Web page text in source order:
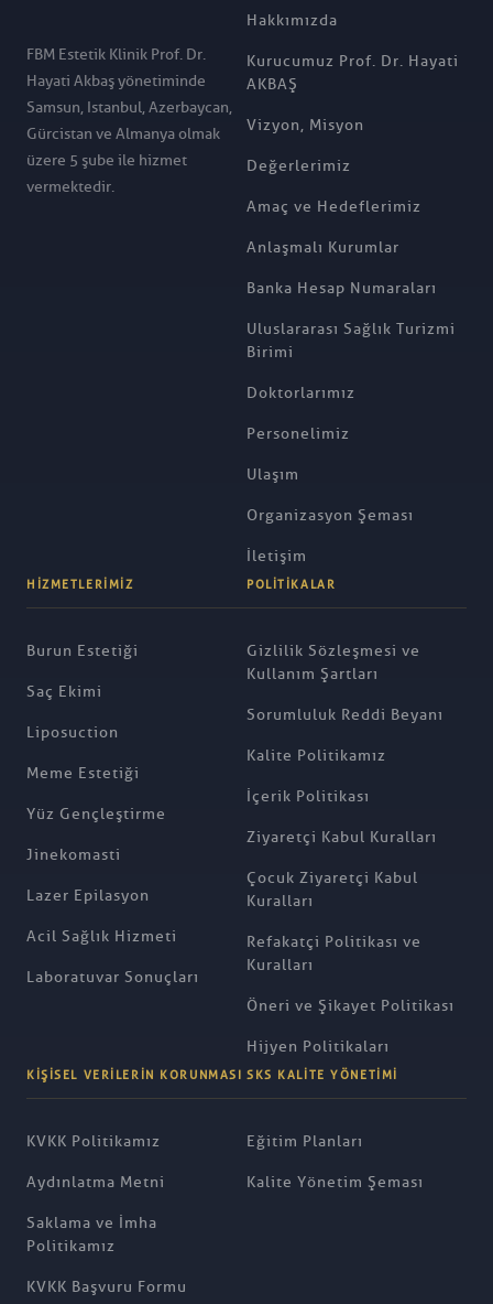
FBM Estetik Klinik Prof. Dr.
Hayati Akbaş yönetiminde
Samsun, Istanbul, Azerbaycan,
Gürcistan ve Almanya olmak
üzere 5 şube ile hizmet
vermektedir.
Hakkımızda
Kurucumuz Prof. Dr. Hayati
AKBAŞ
Vizyon, Misyon
Değerlerimiz
Amaç ve Hedeflerimiz
Anlaşmalı Kurumlar
Banka Hesap Numaraları
Uluslararası Sağlık Turizmi
Birimi
Doktorlarımız
Personelimiz
Ulaşım
Organizasyon Şeması
İletişim
HIZMETLERIMIZ
Burun Estetiği
Saç Ekimi
Liposuction
Meme Estetiği
Yüz Gençleştirme
Jinekomasti
Lazer Epilasyon
Acil Sağlık Hizmeti
Laboratuvar Sonuçları
POLITIKALAR
Gizlilik Sözleşmesi ve
Kullanım Şartları
Sorumluluk Reddi Beyanı
Kalite Politikamız
İçerik Politikası
Ziyaretçi Kabul Kuralları
Çocuk Ziyaretçi Kabul
Kuralları
Refakatçi Politikası ve
Kuralları
Öneri ve Şikayet Politikası
Hijyen Politikaları
KIŞISEL VERILERIN KORUNMASI
KVKK Politikamız
Aydınlatma Metni
Saklama ve İmha
Politikamız
KVKK Başvuru Formu
SKS KALITE YÖNETIMI
Eğitim Planları
Kalite Yönetim Şeması